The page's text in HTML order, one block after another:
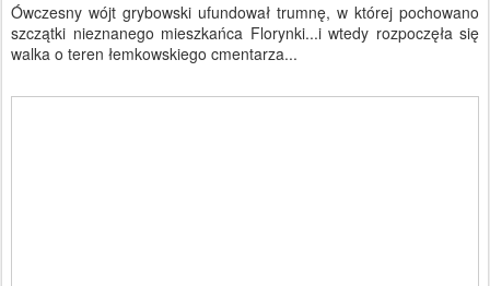
Ówczesny wójt grybowski ufundował trumnę, w której pochowano
szczątki nieznanego mieszkańca Florynki...i wtedy rozpoczęła się
walka o teren łemkowskiego cmentarza...